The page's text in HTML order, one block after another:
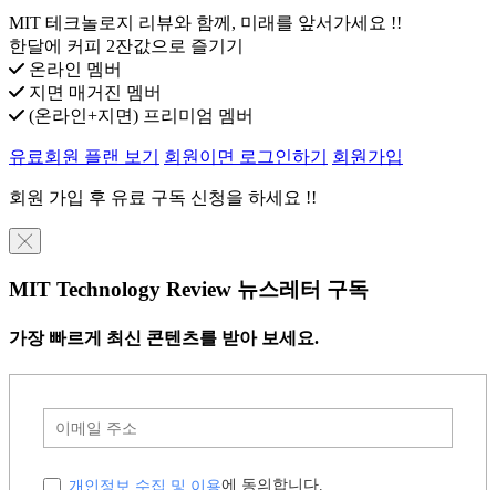
MIT 테크놀로지 리뷰와 함께, 미래를 앞서가세요 !!
한달에 커피 2잔값으로 즐기기
온라인 멤버
지면 매거진 멤버
(온라인+지면) 프리미엄 멤버
유료회원 플랜 보기 회원이면 로그인하기 회원가입
회원 가입 후 유료 구독 신청을 하세요 !!
╳
MIT Technology Review 뉴스레터 구독
가장 빠르게 최신 콘텐츠를 받아 보세요.
개인정보 수집 및 이용에 동의합니다.